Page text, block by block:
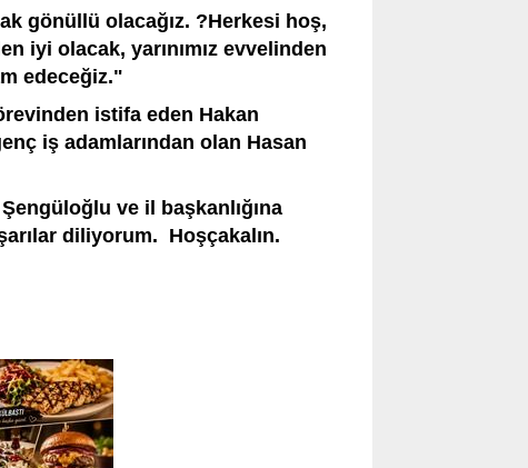
gönüllü olacağız. ?Herkesi hoş,
iyi olacak, yarınımız evvelinden
edeceğiz."
istifa eden Hakan
iş adamlarından olan Hasan
ve il başkanlığına
diliyorum. Hoşçakalın.